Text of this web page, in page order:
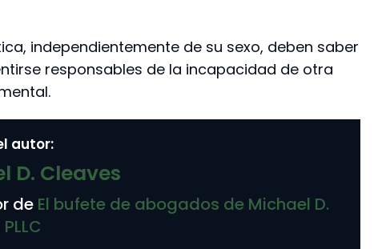
independientemente de su sexo, deben saber
responsables de la incapacidad de otra
autor:
D. Cleaves
de El bufete de abogados de Michael D.